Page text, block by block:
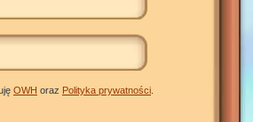
OWH oraz Polityka prywatności